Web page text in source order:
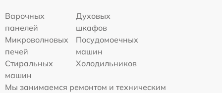
Варочных
панелей
Духовых
шкафов
Микроволновых
печей
Посудомоечных
машин
Стиральных
машин
Холодильников
Мы занимаемся ремонтом и техническим